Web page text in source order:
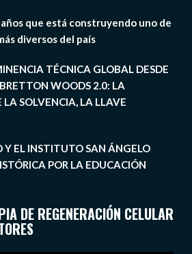
que está construyendo uno de
diversos del país
TÉCNICA GLOBAL DESDE
WOODS 2.0: LA
SOLVENCIA, LA LLAVE
Y EL INSTITUTO SAN ÁNGELO
POR LA EDUCACIÓN
DE REGENERACIÓN CELULAR